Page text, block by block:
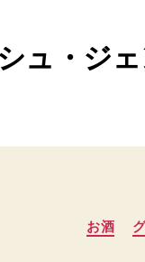
ュ・ジ
お酒